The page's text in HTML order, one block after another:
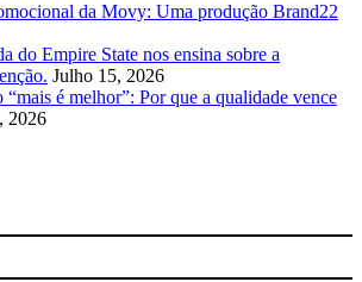
da Movy: Uma produção Brand22
do Empire State nos ensina sobre a
Julho 15, 2026
é melhor”: Por que a qualidade vence
2026